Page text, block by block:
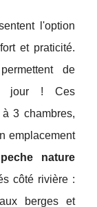
l'option
et praticité.
de
jour ! Ces
3 chambres,
emplacement
nature
côté rivière :
berges et